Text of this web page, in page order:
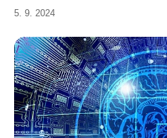
5. 9. 2024